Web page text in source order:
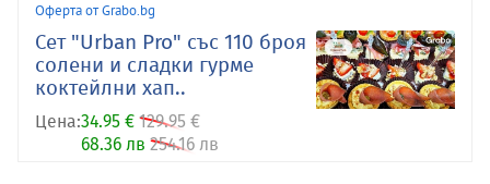
Оферта от Grabo.bg
Сет "Urban Pro" със 110 броя
солени и сладки гурме
коктейлни хап..
Цена:34.95 € 129.95 €
68.36 лв 254.16 лв